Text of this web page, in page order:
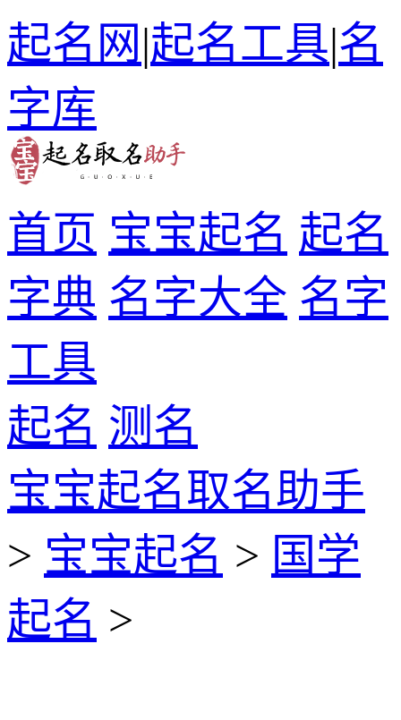
起名网|起名工具|名
字库
首页 宝宝起名 起名
字典 名字大全 名字
工具
起名 测名
宝宝起名取名助手
> 宝宝起名 > 国学
起名 >